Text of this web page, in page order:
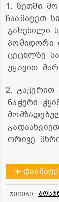
1. ზეთში
ჩაამატეთ
გახეხილი
პომიდორი
ცეცხლზე
უყავით
2.
ნაჭერი
ორივე
ტეგები: